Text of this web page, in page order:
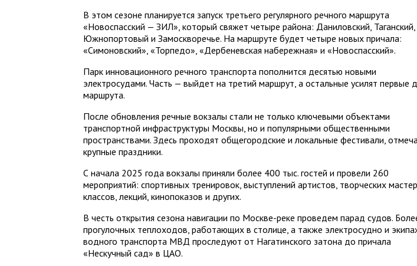
В этом сезоне планируется запуск третьего регулярного речного маршрута
«Новоспасский — ЗИЛ», который свяжет четыре района: Даниловский, Таганский,
Южнопортовый и Замоскворечье. На маршруте будет четыре новых причала:
«Симоновский», «Торпедо», «Дербеневская набережная» и «Новоспасский».
Парк инновационного речного транспорта пополнится десятью новыми
электросудами. Часть — выйдет на третий маршрут, а остальные усилят первые
маршрута.
После обновления речные вокзалы стали не только ключевыми объектами
транспортной инфраструктуры Москвы, но и популярными общественными
пространствами. Здесь проходят общегородские и локальные фестивали,
крупные праздники.
С начала 2025 года вокзалы приняли более 400 тыс. гостей и провели 260
мероприятий: спортивных тренировок, выступлений артистов, творческих
классов, лекций, кинопоказов и других.
В честь открытия сезона навигации по Москве-реке проведем парад судов.
прогулочных теплоходов, работающих в столице, а также электросудно и
водного транспорта МВД проследуют от Нагатинского затона до причала
«Нескучный сад» в ЦАО.